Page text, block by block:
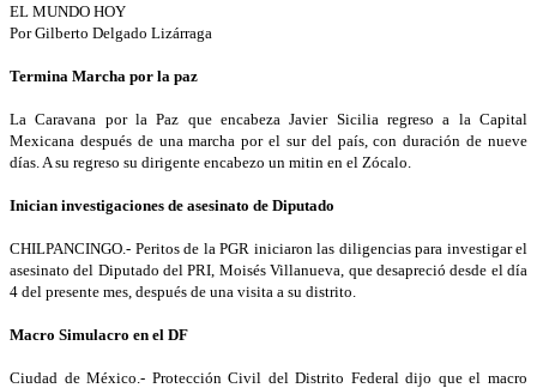
EL MUNDO HOY
Por Gilberto Delgado Lizárraga
Termina Marcha por la paz
La Caravana por la Paz que encabeza Javier Sicilia regreso a la Capital
Mexicana después de una marcha por el sur del país, con duración de nueve
días. A su regreso su dirigente encabezo un mitin en el Zócalo.
Inician investigaciones de asesinato de Diputado
CHILPANCINGO.- Peritos de la PGR iniciaron las diligencias para investigar el
asesinato del Diputado del PRI, Moisés Villanueva, que desapreció desde el día
4 del presente mes, después de una visita a su distrito.
Macro Simulacro en el DF
Ciudad de México.- Protección Civil del Distrito Federal dijo que el macro